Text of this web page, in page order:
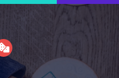
Accueil
La carte
Nos jeux